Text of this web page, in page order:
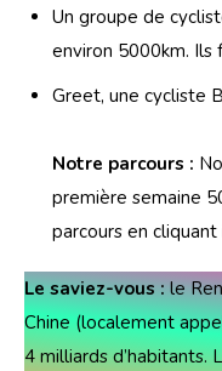
Un groupe de
environ 5000km. Ils
Greet, une cycliste
Notre parcours :
première semaine
parcours en cliquant
Le saviez-vous : le
Chine (localement
4 milliards